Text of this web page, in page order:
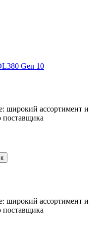
Gen 10
широкий ассортимент и
поставщика
широкий ассортимент и
поставщика